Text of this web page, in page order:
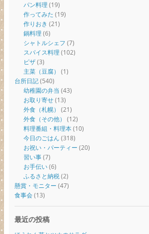
パン料理 (19)
作ってみた (19)
作りおき (21)
鍋料理 (6)
シャトルシェフ (7)
スパイス料理 (102)
ピザ(3)
主菜（豆腐） (1)
台所日記(540)
幼稚園の弁当 (43)
お取り寄せ(13)
外食（札幌） (21)
外食（その他） (12)
料理番組・料理本(10)
今日のごはん (318)
お祝い・パーティー (20)
習い事(7)
お手伝い(6)
ふるさと納税(2)
懸賞・モニター (47)
食事会(13)
最近の投稿